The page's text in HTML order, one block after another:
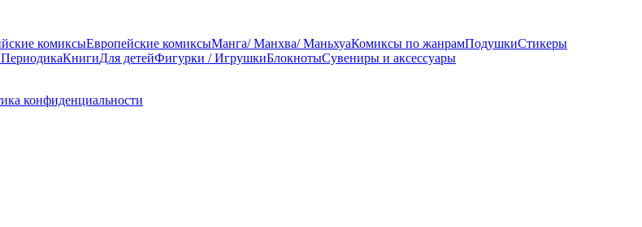
комиксыЕвропейские комиксыМанга/ Манхва/ МаньхуаКомиксы по жанрамПодушкиСтикеры
ПериодикаКнигиДля детейФигурки / ИгрушкиБлокнотыСувениры и аксессуары
конфиденциальности